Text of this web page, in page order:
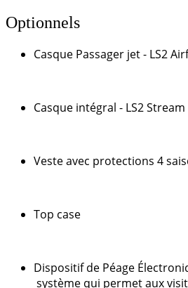
Optionnels
Casque Passager jet - LS2
Casque intégral - LS2 Stream
Veste avec protections 4
Top case
Dispositif de Péage
système qui permet aux